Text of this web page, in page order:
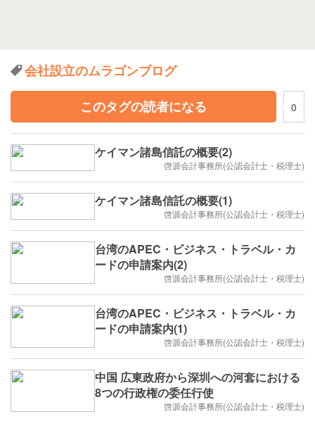
会社設立のムラゴンブログ
このタグの読者になる
0
ケイマン諸島信託の概要(2)
啓源会計事務所(公認会計士・税理士)
ケイマン諸島信託の概要(1)
啓源会計事務所(公認会計士・税理士)
台湾のAPEC・ビジネス・トラベル・カ
ードの申請案内(2)
啓源会計事務所(公認会計士・税理士)
台湾のAPEC・ビジネス・トラベル・カ
ードの申請案内(1)
啓源会計事務所(公認会計士・税理士)
中国 広東政府から深圳への河套における
8つの行政権の委任行使
啓源会計事務所(公認会計士・税理士)